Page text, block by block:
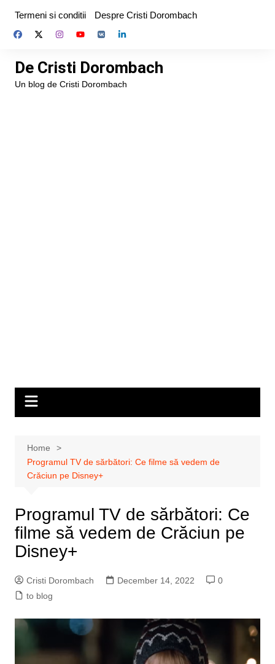
content
Termeni si conditii Despre Cristi Dorombach
De Cristi Dorombach
Un blog de Cristi Dorombach
Home
Programul TV de sărbători: Ce filme să vedem de
Crăciun pe Disney+
Programul TV de sărbători: Ce
filme să vedem de Crăciun pe
Disney+
Cristi Dorombach December 14, 2022
0
to blog